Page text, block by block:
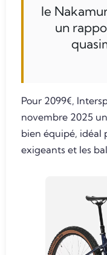
le
un
Pour 2099€,
novembre 2025
bien équipé, idéal
exigeants et les